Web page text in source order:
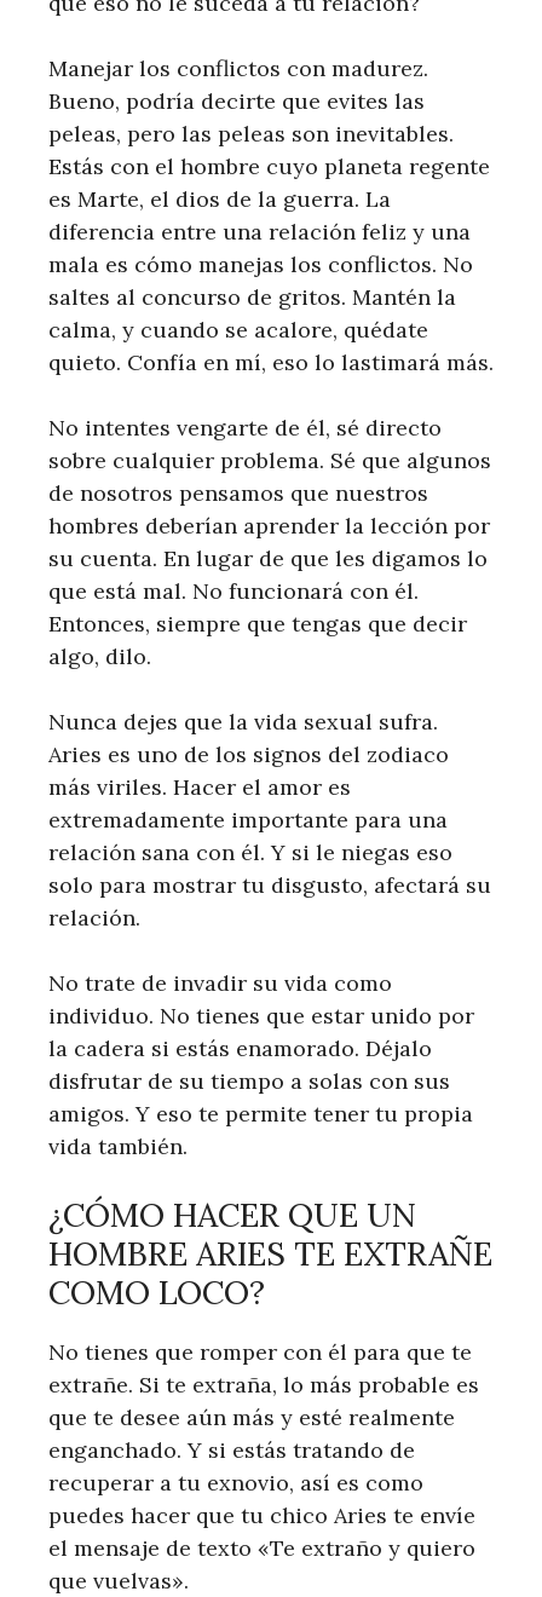
Manejar los conflictos con madurez.
Bueno, podría decirte que evites las
peleas, pero las peleas son inevitables.
Estás con el hombre cuyo planeta regente
es Marte, el dios de la guerra. La
diferencia entre una relación feliz y una
mala es cómo manejas los conflictos. No
saltes al concurso de gritos. Mantén la
calma, y ​​cuando se acalore, quédate
quieto. Confía en mí, eso lo lastimará más.
No intentes vengarte de él, sé directo
sobre cualquier problema. Sé que algunos
de nosotros pensamos que nuestros
hombres deberían aprender la lección por
su cuenta. En lugar de que les digamos lo
que está mal. No funcionará con él.
Entonces, siempre que tengas que decir
algo, dilo.
Nunca dejes que la vida sexual sufra.
Aries es uno de los signos del zodiaco
más viriles. Hacer el amor es
extremadamente importante para una
relación sana con él. Y si le niegas eso
solo para mostrar tu disgusto, afectará su
relación.
No trate de invadir su vida como
individuo. No tienes que estar unido por
la cadera si estás enamorado. Déjalo
disfrutar de su tiempo a solas con sus
amigos. Y eso te permite tener tu propia
vida también.
¿CÓMO HACER QUE UN
HOMBRE ARIES TE EXTRAÑE
COMO LOCO?
No tienes que romper con él para que te
extrañe. Si te extraña, lo más probable es
que te desee aún más y esté realmente
enganchado. Y si estás tratando de
recuperar a tu exnovio, así es como
puedes hacer que tu chico Aries te envíe
el mensaje de texto «Te extraño y quiero
que vuelvas».